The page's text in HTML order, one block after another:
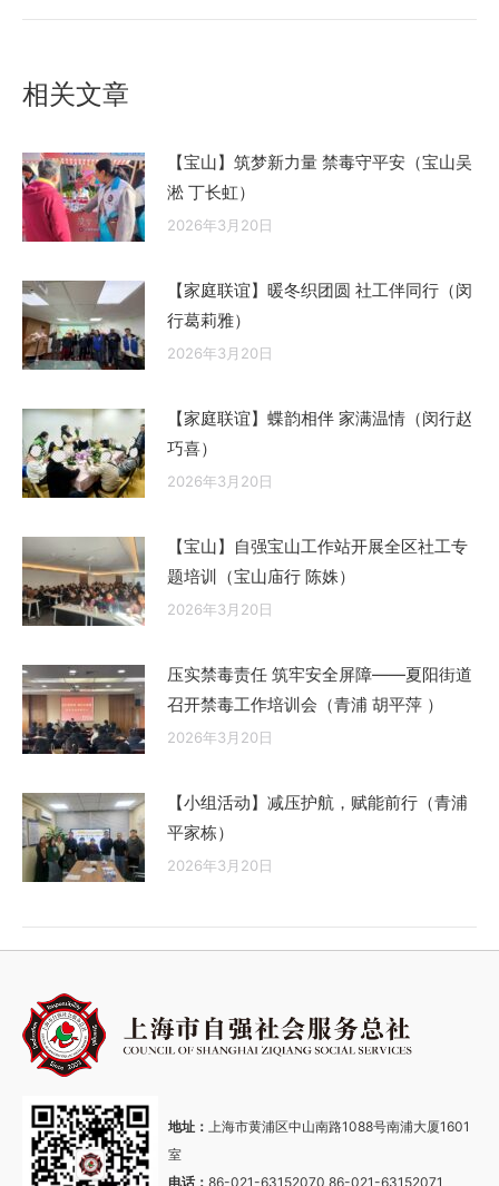
相关文章
【宝山】筑梦新力量 禁毒守平安（宝山吴
淞 丁长虹）
2026年3月20日
【家庭联谊】暖冬织团圆 社工伴同行（闵
行葛莉雅）
2026年3月20日
【家庭联谊】蝶韵相伴 家满温情（闵行赵
巧喜）
2026年3月20日
【宝山】自强宝山工作站开展全区社工专
题培训（宝山庙行 陈姝）
2026年3月20日
压实禁毒责任 筑牢安全屏障——夏阳街道
召开禁毒工作培训会（青浦 胡平萍 ）
2026年3月20日
【小组活动】减压护航，赋能前行（青浦
平家栋）
2026年3月20日
地址： 上海市黄浦区中山南路1088号南浦大厦1601
室
电话： 86-021-63152070 86-021-63152071